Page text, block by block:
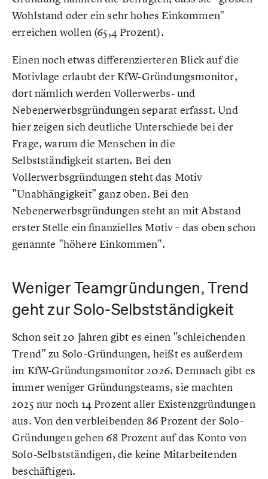
Wohlstand oder ein sehr hohes Einkommen"
erreichen wollen (65,4 Prozent).
Einen noch etwas differenzierteren Blick auf die
Motivlage erlaubt der KfW-Gründungsmonitor,
dort nämlich werden Vollerwerbs- und
Nebenerwerbsgründungen separat erfasst. Und
hier zeigen sich deutliche Unterschiede bei der
Frage, warum die Menschen in die
Selbstständigkeit starten. Bei den
Vollerwerbsgründungen steht das Motiv
"Unabhängigkeit" ganz oben. Bei den
Nebenerwerbsgründungen steht an mit Abstand
erster Stelle ein finanzielles Motiv – das oben schon
genannte "höhere Einkommen".
Weniger Teamgründungen, Trend
geht zur Solo-Selbstständigkeit
Schon seit 20 Jahren gibt es einen "schleichenden
Trend" zu Solo-Gründungen, heißt es außerdem
im KfW-Gründungsmonitor 2026. Demnach gibt es
immer weniger Gründungsteams, sie machten
2025 nur noch 14 Prozent aller Existenzgründungen
aus. Von den verbleibenden 86 Prozent der Solo-
Gründungen gehen 68 Prozent auf das Konto von
Solo-Selbstständigen, die keine Mitarbeitenden
beschäftigen.